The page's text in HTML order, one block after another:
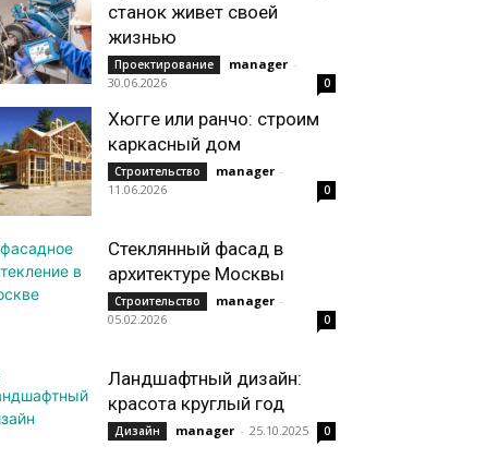
станок живет своей
жизнью
Проектирование manager -
30.06.2026
0
Хюгге или ранчо: строим
каркасный дом
Строительство manager -
11.06.2026
0
Стеклянный фасад в
архитектуре Москвы
Строительство manager -
05.02.2026
0
Ландшафтный дизайн:
красота круглый год
Дизайн manager - 25.10.2025 0